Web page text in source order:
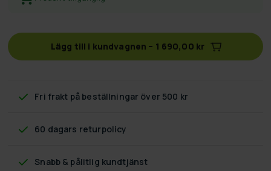
Lägg till i kundvagnen – 1 690,00 kr
Fri frakt på beställningar över 500 kr
60 dagars returpolicy
Snabb & pålitlig kundtjänst